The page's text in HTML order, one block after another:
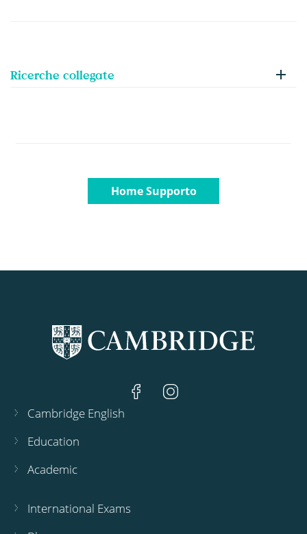
Ricerche collegate
Home Supporto
Cambridge English
Education
Academic
International Exams